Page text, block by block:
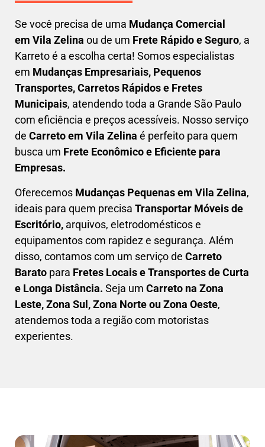
Se você precisa de uma Mudança Comercial
em Vila Zelina ou de um Frete Rápido e Seguro, a
Karreto é a escolha certa! Somos especialistas
em Mudanças Empresariais, Pequenos
Transportes, Carretos Rápidos e Fretes
Municipais, atendendo toda a Grande São Paulo
com eficiência e preços acessíveis. Nosso serviço
de Carreto em Vila Zelina é perfeito para quem
busca um Frete Econômico e Eficiente para
Empresas.
Oferecemos Mudanças Pequenas em Vila Zelina,
ideais para quem precisa Transportar Móveis de
Escritório, arquivos, eletrodomésticos e
equipamentos com rapidez e segurança. Além
disso, contamos com um serviço de Carreto
Barato para Fretes Locais e Transportes de Curta
e Longa Distância. Seja um Carreto na Zona
Leste, Zona Sul, Zona Norte ou Zona Oeste,
atendemos toda a região com motoristas
experientes.